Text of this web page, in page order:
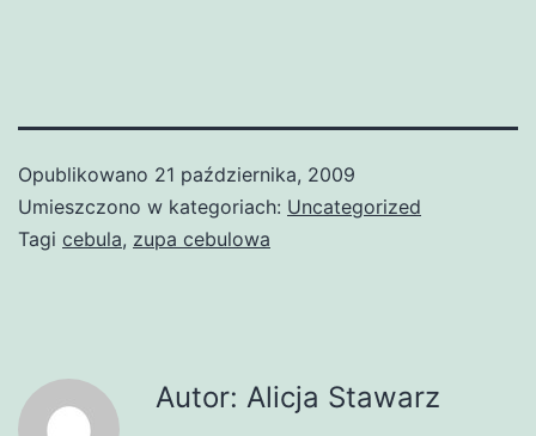
Opublikowano 21 października, 2009
Umieszczono w kategoriach: Uncategorized
Tagi cebula, zupa cebulowa
Autor: Alicja Stawarz